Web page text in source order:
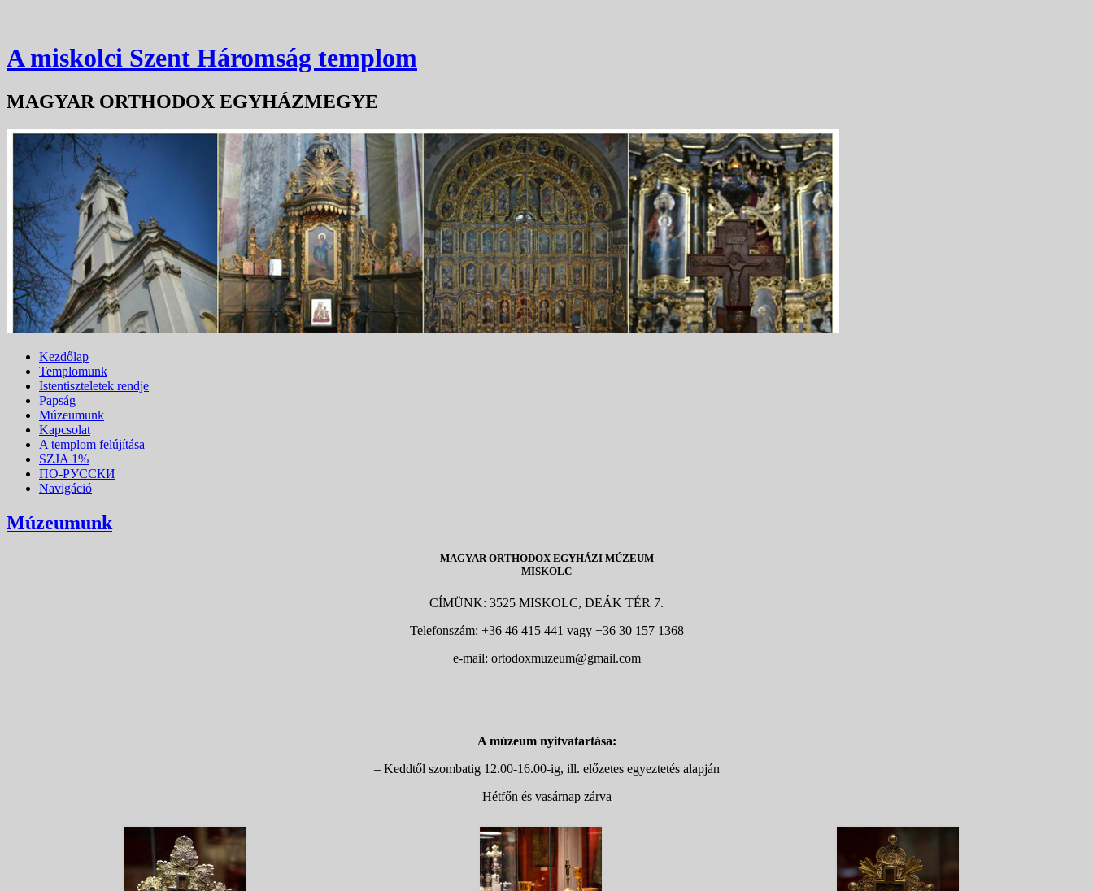
A miskolci Szent Háromság templom
MAGYAR ORTHODOX EGYHÁZMEGYE
Kezdőlap
Templomunk
Istentiszteletek rendje
Papság
Múzeumunk
Kapcsolat
A templom felújítása
SZJA 1%
ПО-РУССКИ
Navigáció
Múzeumunk
MAGYAR ORTHODOX EGYHÁZI MÚZEUM
MISKOLC
CÍMÜNK: 3525 MISKOLC, DEÁK TÉR 7.
Telefonszám: +36 46 415 441 vagy +36 30 157 1368
e-mail: ortodoxmuzeum@gmail.com
A múzeum nyitvatartása:
– Keddtől szombatig 12.00-16.00-ig, ill. előzetes egyeztetés alapján
Hétfőn és vasárnap zárva